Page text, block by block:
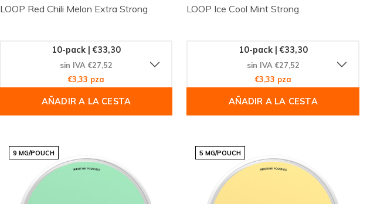
LOOP Red Chili Melon Extra Strong
10-pack | €33,30
sin IVA €27,52
€3,33 pza
AÑADIR A LA CESTA
LOOP Ice Cool Mint Strong
10-pack | €33,30
sin IVA €27,52
€3,33 pza
AÑADIR A LA CESTA
9 MG/POUCH 5 MG/POUCH